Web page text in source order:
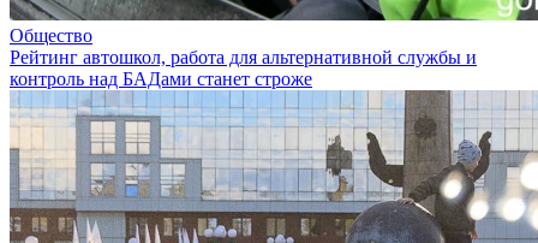
Общество
Рейтинг автошкол, работа для альтернативной службы и
контроль над БАДами станет строже